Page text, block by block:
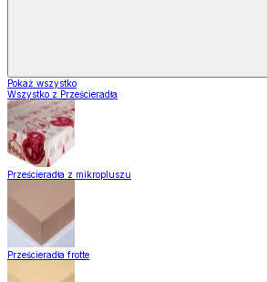
Pokaż wszystko
Wszystko z Prześcieradła
Prześcieradła z mikropluszu
Prześcieradła frotte